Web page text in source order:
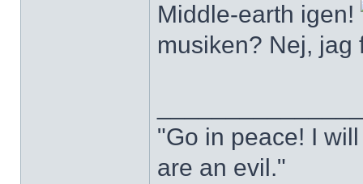
Middle-earth igen!
musiken? Nej,
"Go in peace! I
are an evil."